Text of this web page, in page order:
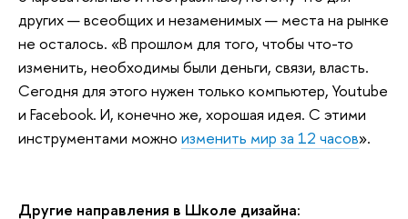
других — всеобщих и незаменимых — места на рынке
не осталось. «В прошлом для того, чтобы что-то
изменить, необходимы были деньги, связи, власть.
Сегодня для этого нужен только компьютер, Youtube
и Facebook. И, конечно же, хорошая идея. С этими
инструментами можно изменить мир за 12 часов».
Другие направления в Школе дизайна: